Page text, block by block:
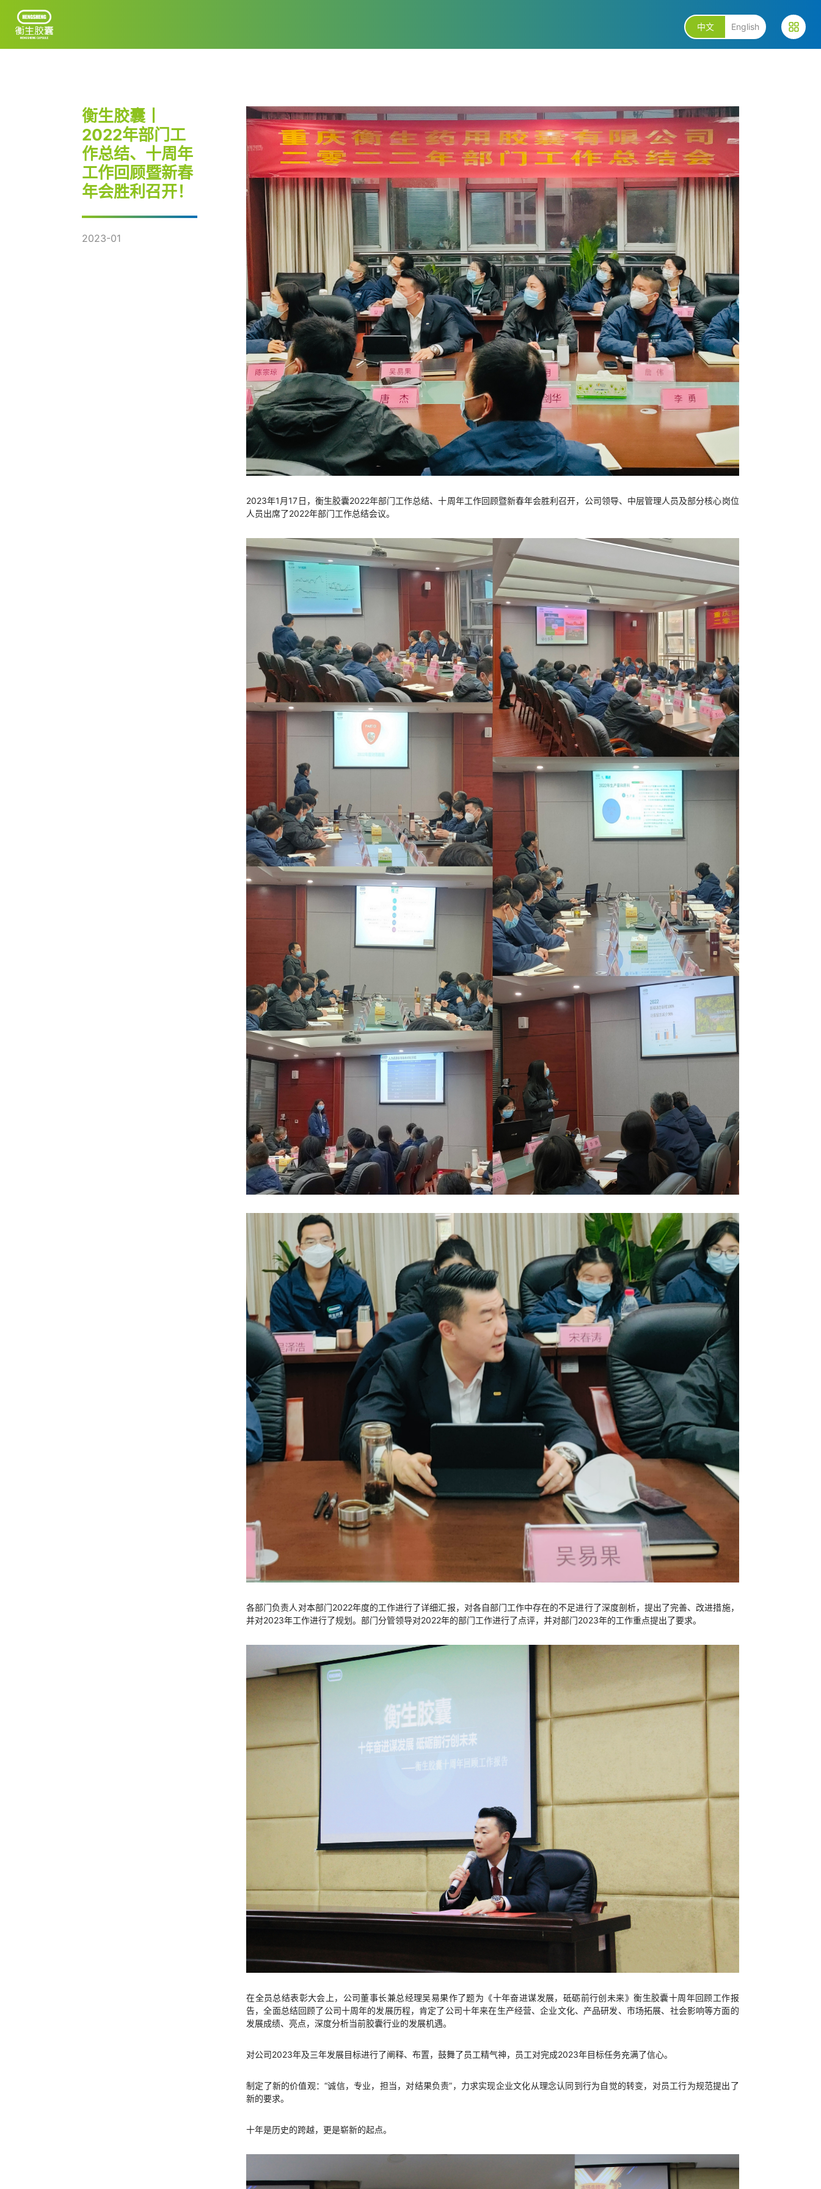
中文 English
公司规模
质量生产
优才计划
服务方案
颜色服务
尺寸印字
增值服务
联系我们
+86 02367491383 +86 02385082999
+86
02385082777
service@hscapsule.com
衡生胶囊丨
2022年部门工
作总结、十周年
工作回顾暨新春
年会胜利召开！
2023-01
2023年1月17日，衡生胶囊2022年部门工作总结、十周年工作回顾暨新春年会胜利召开，公司领导、中层管理人员及部分核心岗位
人员出席了2022年部门工作总结会议。
各部门负责人对本部门2022年度的工作进行了详细汇报，对各自部门工作中存在的不足进行了深度剖析，提出了完善、改进措施，
并对2023年工作进行了规划。部门分管领导对2022年的部门工作进行了点评，并对部门2023年的工作重点提出了要求。
在全员总结表彰大会上，公司董事长兼总经理吴易果作了题为《十年奋进谋发展，砥砺前行创未来》衡生胶囊十周年回顾工作报
告，全面总结回顾了公司十周年的发展历程，肯定了公司十年来在生产经营、企业文化、产品研发、市场拓展、社会影响等方面的
发展成绩、亮点，深度分析当前胶囊行业的发展机遇。
对公司2023年及三年发展目标进行了阐释、布置，鼓舞了员工精气神，员工对完成2023年目标任务充满了信心。
制定了新的价值观：“诚信，专业，担当，对结果负责”，力求实现企业文化从理念认同到行为自觉的转变，对员工行为规范提出了
新的要求。
十年是历史的跨越，更是崭新的起点。